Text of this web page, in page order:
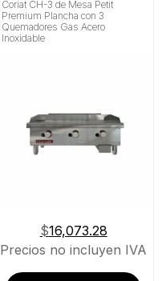
Coriat CH-3 de Mesa Petit
Premium Plancha con 3
Quemadores Gas Acero
Inoxidable
$16,073.28
Precios no incluyen IVA